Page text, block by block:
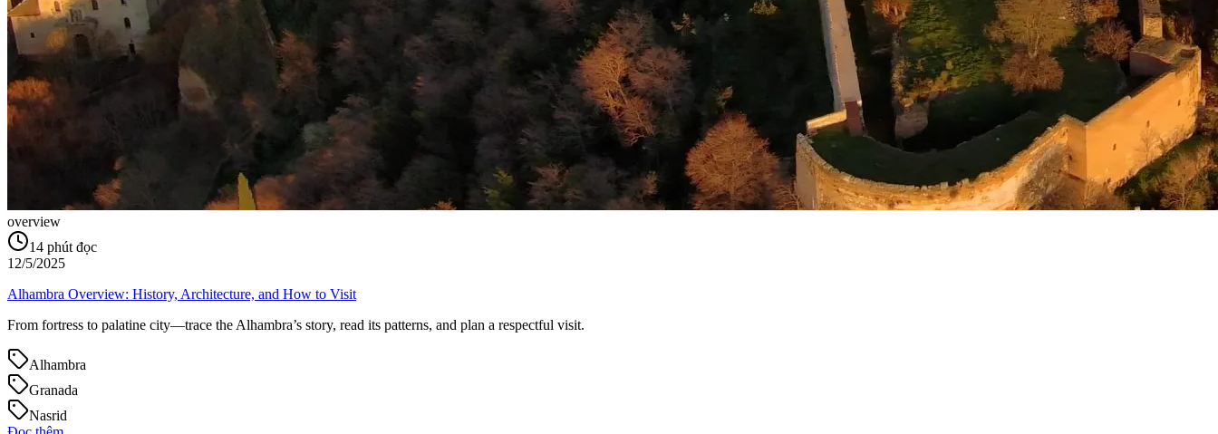
overview
14 phút đọc
12/5/2025
Alhambra Overview: History, Architecture, and How to Visit
From fortress to palatine city—trace the Alhambra’s story, read its patterns, and plan a respectful visit.
Alhambra
Granada
Nasrid